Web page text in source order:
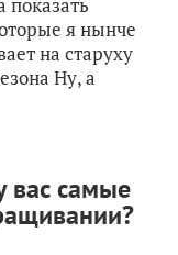
я нынче
на старуху
Ну, а
вас самые